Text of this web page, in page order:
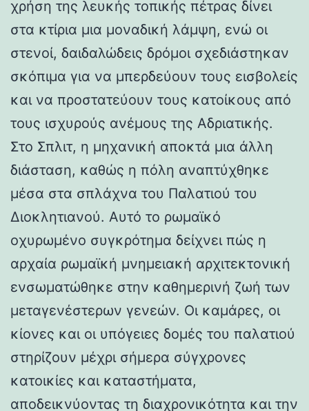
χρήση της λευκής τοπικής πέτρας δίνει
στα κτίρια μια μοναδική λάμψη, ενώ οι
στενοί, δαιδαλώδεις δρόμοι σχεδιάστηκαν
σκόπιμα για να μπερδεύουν τους εισβολείς
και να προστατεύουν τους κατοίκους από
τους ισχυρούς ανέμους της Αδριατικής.
Στο Σπλιτ, η μηχανική αποκτά μια άλλη
διάσταση, καθώς η πόλη αναπτύχθηκε
μέσα στα σπλάχνα του Παλατιού του
Διοκλητιανού. Αυτό το ρωμαϊκό
οχυρωμένο συγκρότημα δείχνει πώς η
αρχαία ρωμαϊκή μνημειακή αρχιτεκτονική
ενσωματώθηκε στην καθημερινή ζωή των
μεταγενέστερων γενεών. Οι καμάρες, οι
κίονες και οι υπόγειες δομές του παλατιού
στηρίζουν μέχρι σήμερα σύγχρονες
κατοικίες και καταστήματα,
αποδεικνύοντας τη διαχρονικότητα και την